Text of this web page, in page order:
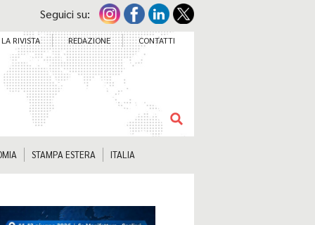
Seguici su:
LA RIVISTA REDAZIONE CONTATTI
STAMPA ESTERA ITALIA